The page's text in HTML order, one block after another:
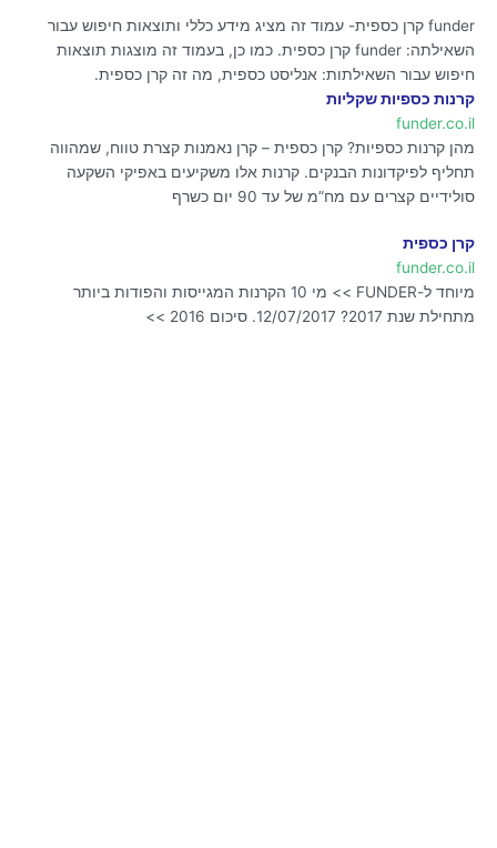
funder קרן כספית- עמוד זה מציג מידע כללי ותוצאות חיפוש עבור
השאילתה: funder קרן כספית. כמו כן, בעמוד זה מוצגות תוצאות
חיפוש עבור השאילתות: אנליסט כספית, מה זה קרן כספית.
קרנות כספיות שקליות
funder.co.il
מהן קרנות כספיות? קרן כספית – קרן נאמנות קצרת טווח, שמהווה
תחליף לפיקדונות הבנקים. קרנות אלו משקיעים באפיקי השקעה
סולידיים קצרים עם מח”מ של עד 90 יום כשרף
קרן כספית
funder.co.il
מיוחד ל-FUNDER >> מי 10 הקרנות המגייסות והפודות ביותר
מתחילת שנת 2017? 12/07/2017. סיכום 2016 >>